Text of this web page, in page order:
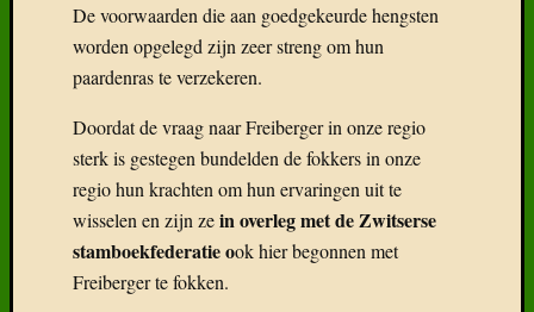
De voorwaarden die aan goedgekeurde hengsten
worden opgelegd zijn zeer streng om hun
paardenras te verzekeren.
Doordat de vraag naar Freiberger in onze regio
sterk is gestegen bundelden de fokkers in onze
regio hun krachten om hun ervaringen uit te
wisselen en zijn zein overleg met de Zwitserse
stamboekfederatie ook hier begonnen met
Freiberger te fokken.